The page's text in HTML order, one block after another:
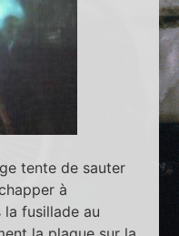
tente de sauter
à
fusillade au